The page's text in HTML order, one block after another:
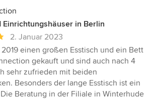
Einrichtungshäuser in Berlin
2. Januar 2023
2019 einen großen Esstisch und ein Bett
gekauft und sind auch nach 4
sehr zufrieden mit beiden
Besonders der lange Esstisch ist ein
Beratung in der Filiale in Winterhude